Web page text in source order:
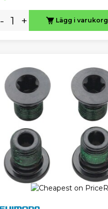
- + Lägg i varukorg